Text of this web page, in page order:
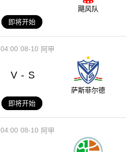
飓风队
即将开始
08-10
04:00 阿甲
V - S
萨斯菲尔德
即将开始
08-10
04:00 阿甲